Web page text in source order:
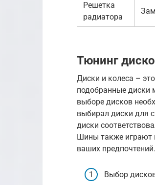
Решетка
радиатора
Тюнинг
Диски и колеса –
подобранные диски
выборе дисков
выбирал диски для
диски
Шины также играют
ваших предпочтений.
Выбор